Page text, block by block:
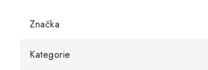
Značka
Kategorie